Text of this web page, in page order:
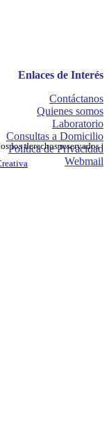
Enlaces de Interés
Contáctanos
Quienes somos
Laboratorio
Consultas a Domicilio
Política de Privacidad
Webmail
los derechos reservados |